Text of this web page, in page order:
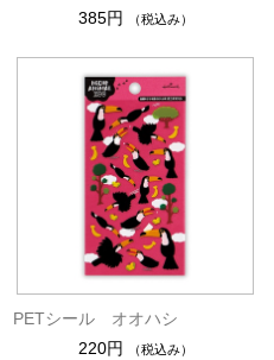
385円
（税込み）
PETシール オオハシ
220円
（税込み）